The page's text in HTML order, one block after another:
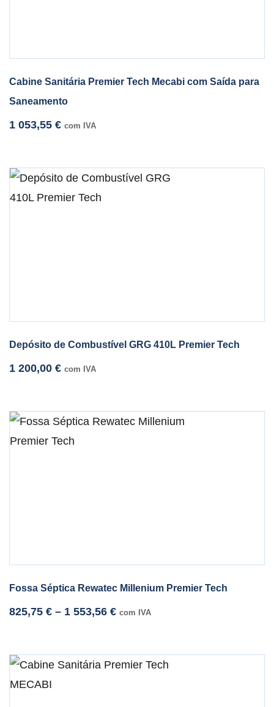
Cabine Sanitária Premier Tech Mecabi com Saída para
Saneamento
1 053,55 € com IVA
Depósito de Combustível GRG 410L Premier Tech
1 200,00 € com IVA
Fossa Séptica Rewatec Millenium Premier Tech
825,75 € – 1 553,56 € com IVA